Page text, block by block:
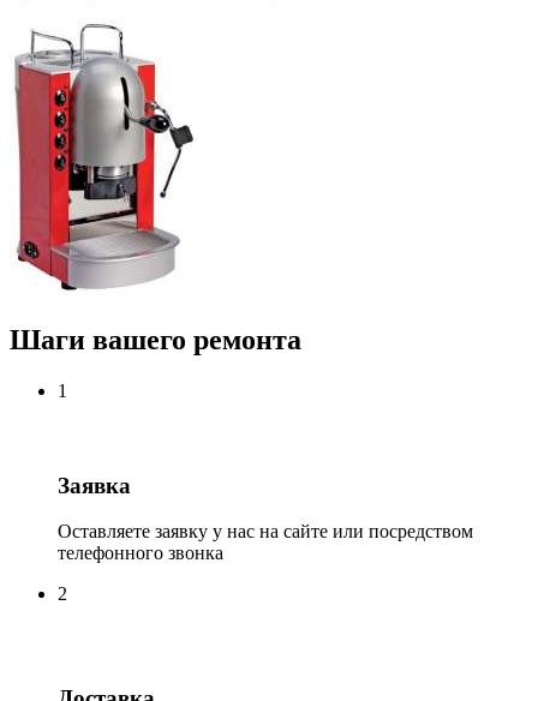
Шаги вашего ремонта
1
Заявка
Оставляете заявку у нас на сайте или посредством
телефонного звонка
2